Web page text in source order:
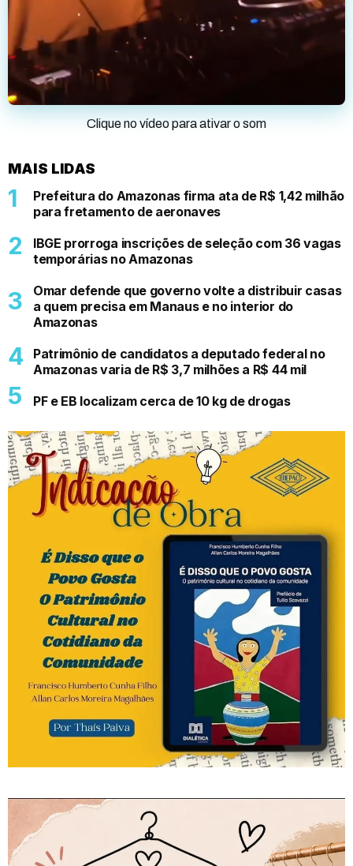
Clique no vídeo para ativar o som
MAIS LIDAS
Prefeitura do Amazonas firma ata de R$ 1,42 milhão
para fretamento de aeronaves
IBGE prorroga inscrições de seleção com 36 vagas
temporárias no Amazonas
Omar defende que governo volte a distribuir casas
a quem precisa em Manaus e no interior do
Amazonas
Patrimônio de candidatos a deputado federal no
Amazonas varia de R$ 3,7 milhões a R$ 44 mil
PF e EB localizam cerca de 10 kg de drogas